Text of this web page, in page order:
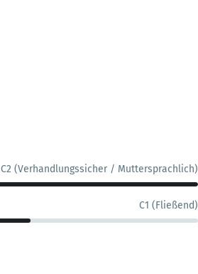
C2 (Verhandlungssicher / Muttersprachlich)
C1 (Fließend)